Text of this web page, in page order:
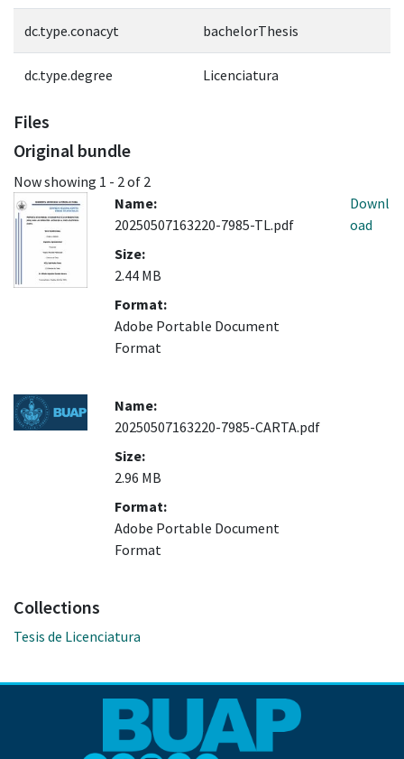
dc.type.conacyt bachelorThesis
dc.type.degree Licenciatura
Files
Original bundle
Now showing 1 - 2 of 2
Name:
20250507163220-7985-TL.pdf
Size:
2.44 MB
Format:
Adobe Portable Document
Format
Downl
oad
Name:
20250507163220-7985-CARTA.pdf
Size:
2.96 MB
Format:
Adobe Portable Document
Format
Collections
Tesis de Licenciatura